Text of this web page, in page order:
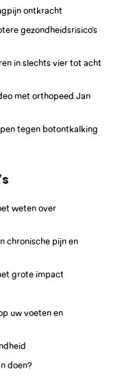
ontkracht
gezondheidsrisico’s
in slechts vier tot acht
met orthopeed Jan
tegen botontkalking
weten over
chronische pijn en
grote impact
uw voeten en
doen?